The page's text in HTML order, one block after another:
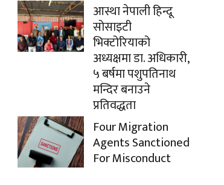
आस्था नेपाली हिन्दू
सोसाइटी
भिक्टोरियाको
अध्यक्षमा डा. अधिकारी,
५ बर्षमा पशुपतिनाथ
मन्दिर बनाउने
प्रतिवद्धता
Four Migration
Agents Sanctioned
For Misconduct